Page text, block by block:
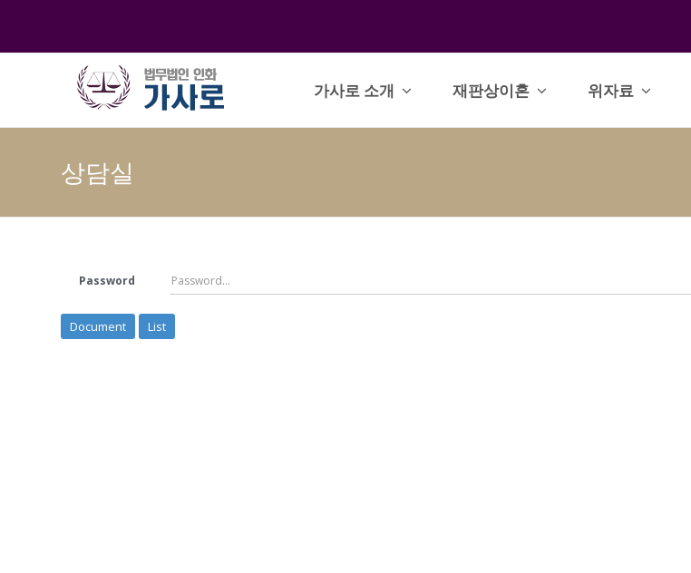
가사로 소개 재판상이혼 위자료
상담실
Password
Document List